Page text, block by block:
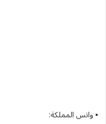
▪︎ واتس المملكة: